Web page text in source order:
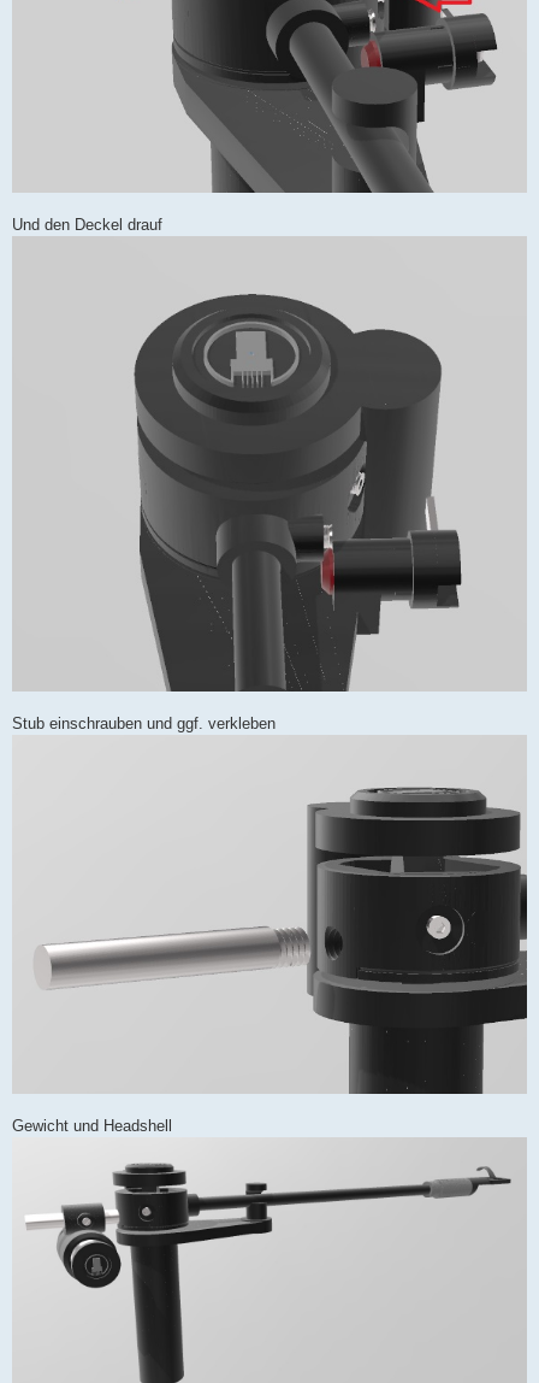
Und den Deckel drauf
Stub einschrauben und ggf. verkleben
Gewicht und Headshell